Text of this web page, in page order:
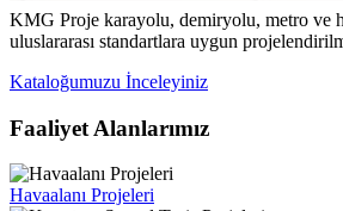
KMG Proje karayolu, demiryolu, metro ve
uluslararası standartlara uygun
Kataloğumuzu İnceleyiniz
Faaliyet Alanlarımız
Havaalanı Projeleri